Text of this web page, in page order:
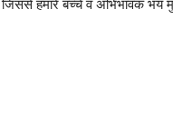
जिससे हमारे बच्चे व अभिभावक भय